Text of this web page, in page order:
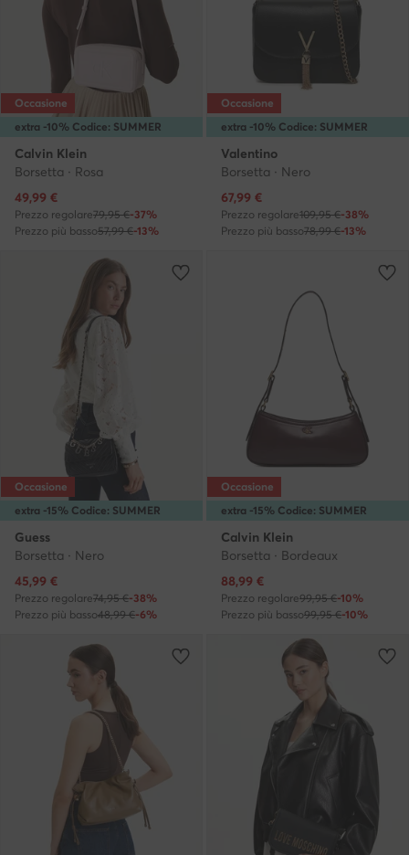
extra -10% Codice: SUMMER
Occasione
Calvin Klein
Borsetta · Rosa
Prezzo attuale
49,99 €
Prezzo regolare79,95 €-37%
Prezzo più basso57,99 €-13%
extra -10% Codice: SUMMER
Occasione
Valentino
Borsetta · Nero
Prezzo attuale
67,99 €
Prezzo regolare109,95 €-38%
Prezzo più basso78,99 €-13%
extra -15% Codice: SUMMER
Occasione
Guess
Borsetta · Nero
Prezzo attuale
45,99 €
Prezzo regolare74,95 €-38%
Prezzo più basso48,99 €-6%
extra -15% Codice: SUMMER
Occasione
Calvin Klein
Borsetta · Bordeaux
Prezzo attuale
88,99 €
Prezzo regolare99,95 €-10%
Prezzo più basso99,95 €-10%